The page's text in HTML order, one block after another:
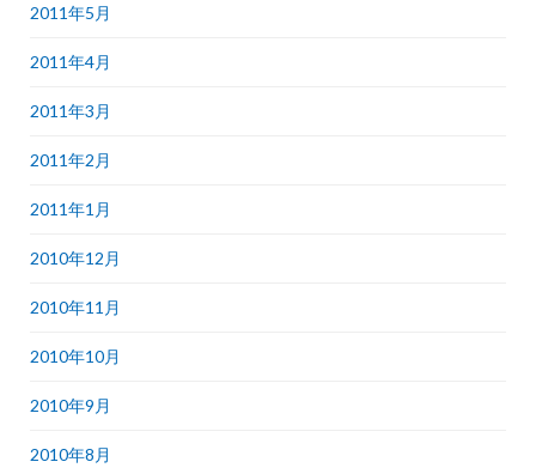
2011年5月
2011年4月
2011年3月
2011年2月
2011年1月
2010年12月
2010年11月
2010年10月
2010年9月
2010年8月